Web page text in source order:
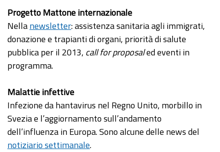
Progetto Mattone internazionale
Nellanewsletter: assistenza sanitaria agli immigrati,
donazione e trapianti di organi, priorità di salute
pubblica per il 2013, call for proposaled eventi in
programma.
Malattie infettive
Infezione da hantavirus nel Regno Unito, morbillo in
Svezia e l’aggiornamento sull’andamento
dell’influenza in Europa. Sono alcune delle news del
notiziario settimanale.